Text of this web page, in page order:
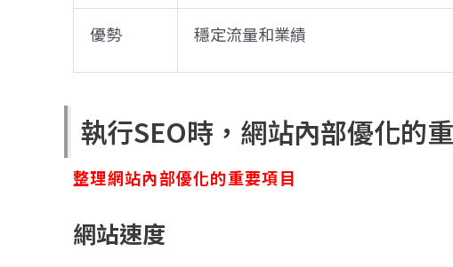
優勢 穩定流量和業績
執行SEO時，網站內部優化的
整理網站內部優化的重要項目
網站速度